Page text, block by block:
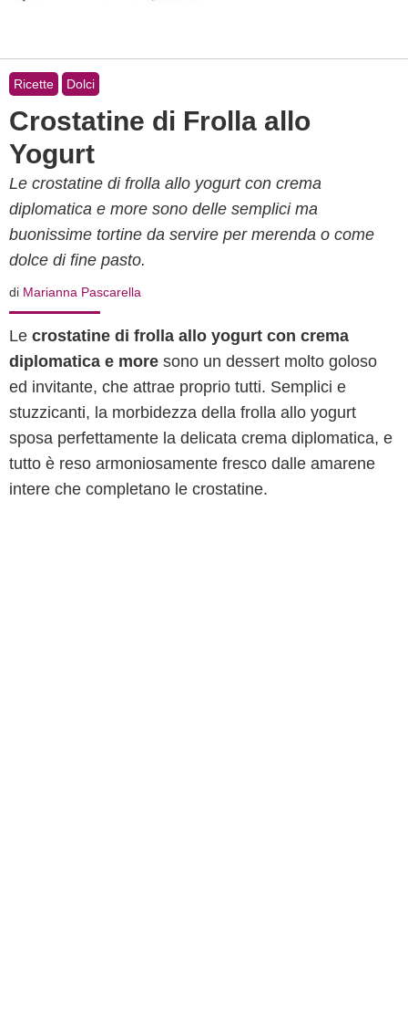
Ricette Dolci
Crostatine di Frolla allo
Yogurt
Le crostatine di frolla allo yogurt con crema
diplomatica e more sono delle semplici ma
buonissime tortine da servire per merenda o come
dolce di fine pasto.
di Marianna Pascarella
Le crostatine di frolla allo yogurt con crema
diplomatica e more sono un dessert molto goloso
ed invitante, che attrae proprio tutti. Semplici e
stuzzicanti, la morbidezza della frolla allo yogurt
sposa perfettamente la delicata crema diplomatica, e
tutto è reso armoniosamente fresco dalle amarene
intere che completano le crostatine.